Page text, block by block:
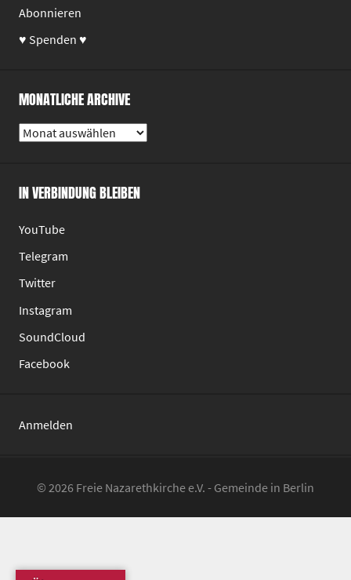
Abonnieren
♥ Spenden ♥
MONATLICHE ARCHIVE
Monatliche
IN VERBINDUNG BLEIBEN
YouTube
Telegram
Twitter
Instagram
SoundCloud
Facebook
Anmelden
© 2026 Freie Nazarethkirche e.V. - Gemeinde in Berlin